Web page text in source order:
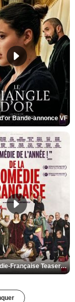
Bande-annonce VF
De la Comédie-Française Teaser VF